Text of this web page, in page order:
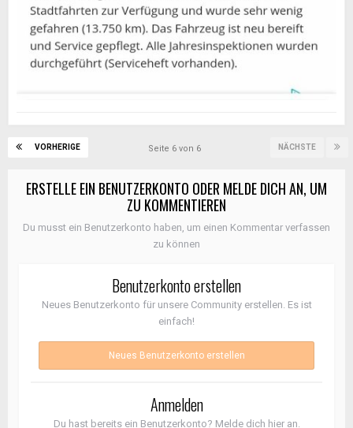
VORHERIGE NÄCHSTE
Seite 6 von 6
ERSTELLE EIN BENUTZERKONTO ODER MELDE DICH AN, UM
ZU KOMMENTIEREN
Du musst ein Benutzerkonto haben, um einen Kommentar verfassen
zu können
Benutzerkonto erstellen
Neues Benutzerkonto für unsere Community erstellen. Es ist
einfach!
Neues Benutzerkonto erstellen
Anmelden
Du hast bereits ein Benutzerkonto? Melde dich hier an.